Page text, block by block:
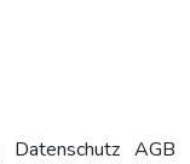
Datenschutz AGB